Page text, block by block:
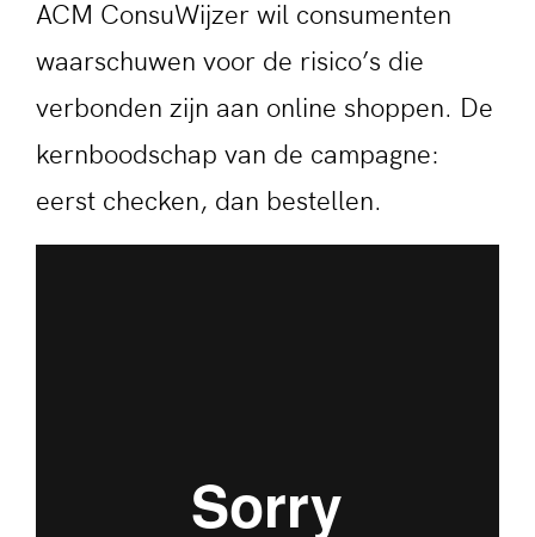
ACM ConsuWijzer wil consumenten
waarschuwen voor de risico’s die
verbonden zijn aan online shoppen. De
kernboodschap van de campagne:
eerst checken, dan bestellen.